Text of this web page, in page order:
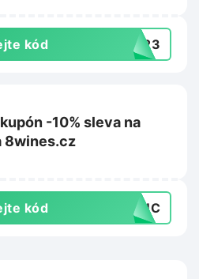
kód NY23
-10% sleva na
8wines.cz
kód T3UC